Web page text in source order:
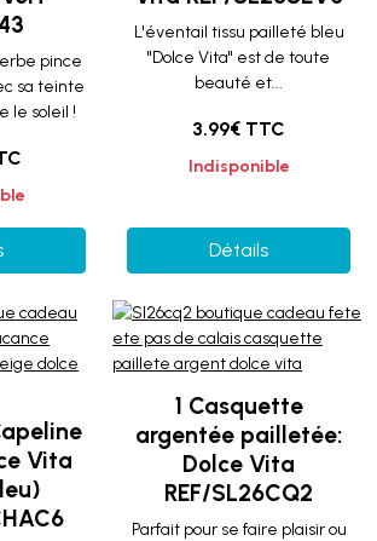
pince
sa teinte
le soleil !
L'éventail tissu pailleté bleu
"Dolce Vita" est de toute
beauté et...
3.99€ TTC
Indisponible
Détails
Vita
1 Casquette
argentée pailletée:
Dolce Vita
REF/SL26CQ2
Parfait pour se faire plaisir ou